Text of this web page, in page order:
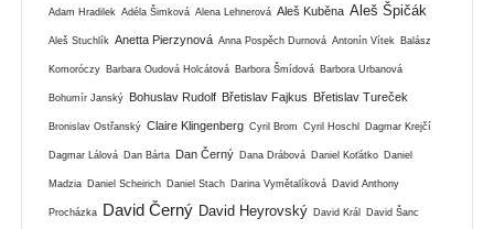
Adam Hradilek Adéla Šimková Alena Lehnerová Aleš Kuběna Aleš Špičák
Aleš Stuchlík Anetta Pierzynová Anna Pospěch Durnová Antonín Vítek Balász
Komoróczy Barbara Oudová Holcátová Barbora Šmídová Barbora Urbanová
Bohumír Janský Bohuslav Rudolf Břetislav Fajkus Břetislav Tureček
Bronislav Ostřanský Claire Klingenberg Cyril Brom Cyril Hoschl Dagmar Krejčí
Dagmar Lálová Dan Bárta Dan Černý Dana Drábová Daniel Koťátko Daniel
Madzia Daniel Scheirich Daniel Stach Darina Vymětalíková David Anthony
Procházka David Černý David Heyrovský David Král David Šanc